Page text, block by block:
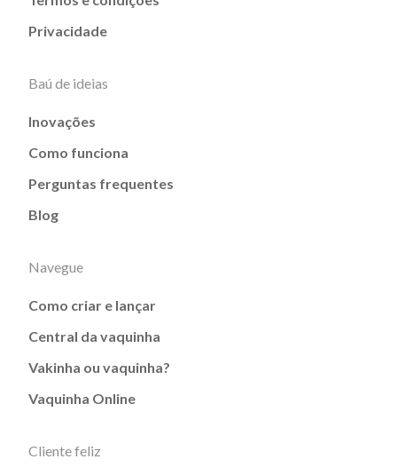
Privacidade
Baú de ideias
Inovações
Como funciona
Perguntas frequentes
Blog
Navegue
Como criar e lançar
Central da vaquinha
Vakinha ou vaquinha?
Vaquinha Online
Cliente feliz